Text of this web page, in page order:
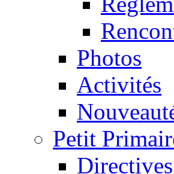
Photos
Activités
Petit
Directives